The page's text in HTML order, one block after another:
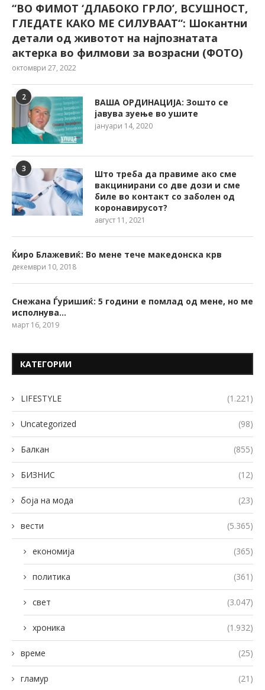
“ВО ФИМОТ ‘ДЛАБОКО ГРЛО’, ВСУШНОСТ,
ГЛЕДАТЕ КАКО МЕ СИЛУВААТ“: Шокантни
детали од животот на најпознатата
актерка во филмови за возрасни (ФОТО)
октомври 27, 2022
2
ВАША ОРДИНАЦИЈА: Зошто се
јавува зуење во ушите
јануари 14, 2020
3
Што треба да правиме ако сме
вакцинирани со две дози и сме
биле во контакт со заболен од
коронавирусот?
август 11, 2021
Ќиро Блажевиќ: Во мене тече македонска крв
декември 10, 2018
Снежана Ѓуришиќ: 5 години е помлад од мене, но ме
исполнува…
март 16, 2019
КАТЕГОРИИ
LIFESTYLE (1.221)
Uncategorized (98)
Балкан (855)
БИЗНИС (12)
боја на мода (23)
вести (5.365)
економија (365)
политика (361)
свет (3.047)
хроника (1.932)
време (25)
гламур (21)